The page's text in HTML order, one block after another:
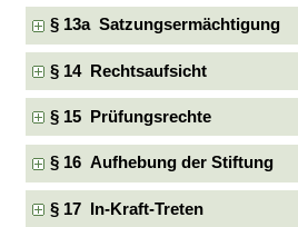
§ 13a Satzungsermächtigung
§ 14 Rechtsaufsicht
§ 15 Prüfungsrechte
§ 16 Aufhebung der Stiftung
§ 17 In-Kraft-Treten